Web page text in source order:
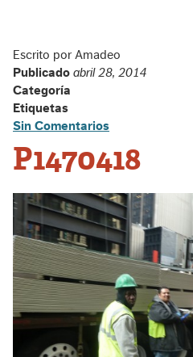
Escrito por Amadeo
Publicado abril 28, 2014
Categoría
Etiquetas
Sin Comentarios
P1470418